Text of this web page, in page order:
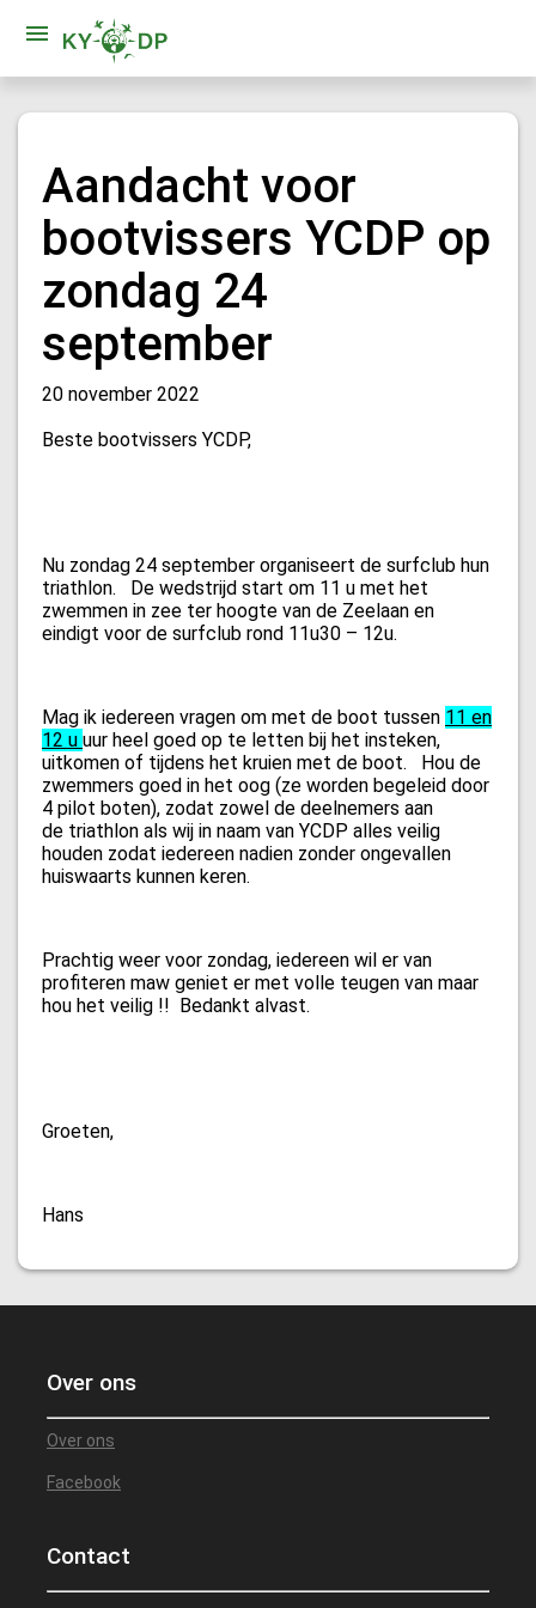
Aandacht voor
bootvissers YCDP op
zondag 24
september
20 november 2022
Beste bootvissers YCDP,
Nu zondag 24 september organiseert de surfclub hun
triathlon. De wedstrijd start om 11 u met het
zwemmen in zee ter hoogte van de Zeelaan en
eindigt voor de surfclub rond 11u30 – 12u.
Mag ik iedereen vragen om met de boot tussen 11 en
12 u uur heel goed op te letten bij het insteken,
uitkomen of tijdens het kruien met de boot. Hou de
zwemmers goed in het oog (ze worden begeleid door
4 pilot boten), zodat zowel de deelnemers aan
de triathlon als wij in naam van YCDP alles veilig
houden zodat iedereen nadien zonder ongevallen
huiswaarts kunnen keren.
Prachtig weer voor zondag, iedereen wil er van
profiteren maw geniet er met volle teugen van maar
hou het veilig !! Bedankt alvast.
Groeten,
Hans
Over ons
Over ons
Facebook
Contact